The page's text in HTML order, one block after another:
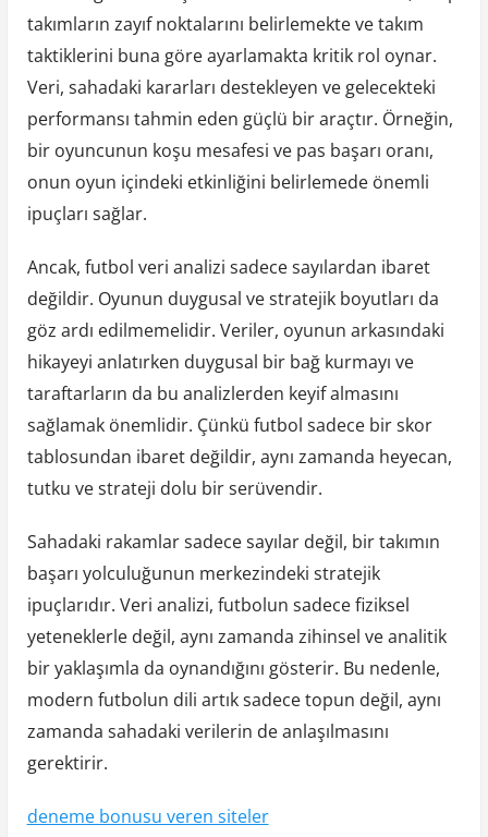
takımların zayıf noktalarını belirlemekte ve takım
taktiklerini buna göre ayarlamakta kritik rol oynar.
Veri, sahadaki kararları destekleyen ve gelecekteki
performansı tahmin eden güçlü bir araçtır. Örneğin,
bir oyuncunun koşu mesafesi ve pas başarı oranı,
onun oyun içindeki etkinliğini belirlemede önemli
ipuçları sağlar.
Ancak, futbol veri analizi sadece sayılardan ibaret
değildir. Oyunun duygusal ve stratejik boyutları da
göz ardı edilmemelidir. Veriler, oyunun arkasındaki
hikayeyi anlatırken duygusal bir bağ kurmayı ve
taraftarların da bu analizlerden keyif almasını
sağlamak önemlidir. Çünkü futbol sadece bir skor
tablosundan ibaret değildir, aynı zamanda heyecan,
tutku ve strateji dolu bir serüvendir.
Sahadaki rakamlar sadece sayılar değil, bir takımın
başarı yolculuğunun merkezindeki stratejik
ipuçlarıdır. Veri analizi, futbolun sadece fiziksel
yeteneklerle değil, aynı zamanda zihinsel ve analitik
bir yaklaşımla da oynandığını gösterir. Bu nedenle,
modern futbolun dili artık sadece topun değil, aynı
zamanda sahadaki verilerin de anlaşılmasını
gerektirir.
deneme bonusu veren siteler